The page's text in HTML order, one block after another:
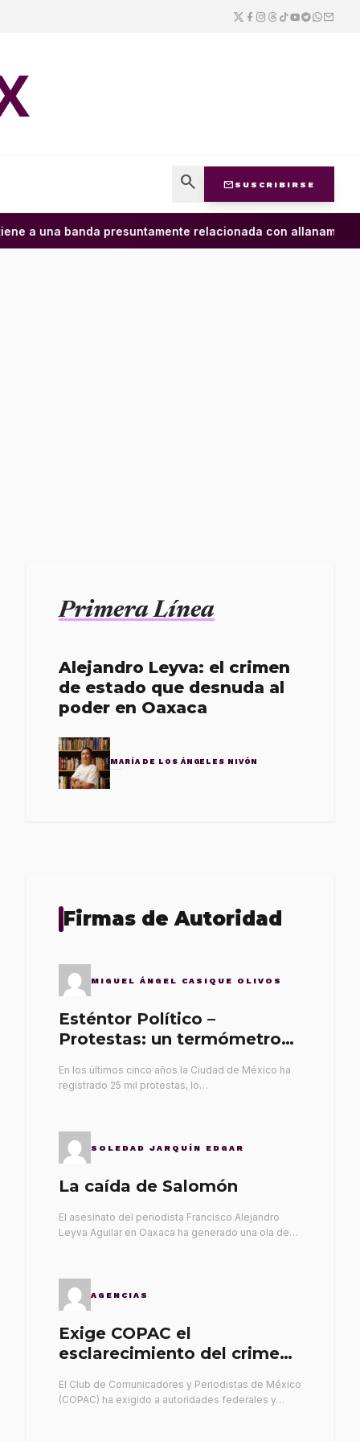
search mail SUSCRIBIRSE
a una banda presuntamente relacionada con allanamiento
Primera Línea
Alejandro Leyva: el crimen
de estado que desnuda al
poder en Oaxaca
MARÍA DE LOS ÁNGELES NIVÓN
Firmas de Autoridad
MIGUEL ÁNGEL CASIQUE OLIVOS
Esténtor Político –
Protestas: un termómetro
En los últimos cinco años la Ciudad de México ha
registrado 25 mil protestas, lo…
SOLEDAD JARQUÍN EDGAR
La caída de Salomón
El asesinato del periodista Francisco Alejandro
Leyva Aguilar en Oaxaca ha generado una ola de…
AGENCIAS
Exige COPAC el
esclarecimiento del crimen
El Club de Comunicadores y Periodistas de México
(COPAC) ha exigido a autoridades federales y…